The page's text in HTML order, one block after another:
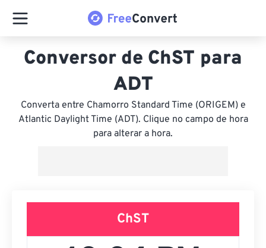
Conversor de ChST para
ADT
Converta entre Chamorro Standard Time (ORIGEM) e
Atlantic Daylight Time (ADT). Clique no campo de hora
para alterar a hora.
ChST